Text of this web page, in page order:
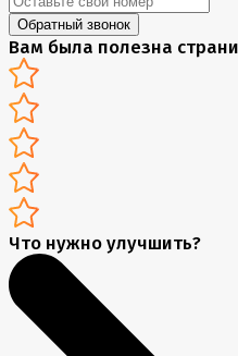
Обратный звонок
Вам была полезна
Что нужно улучшить?